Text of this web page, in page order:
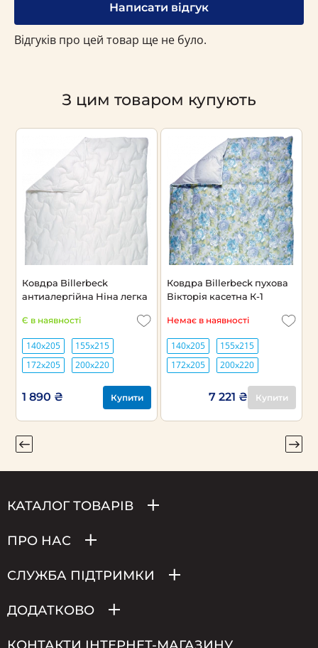
Написати відгук
Відгуків про цей товар ще не було.
З цим товаром купують
Ковдра Billerbeck
антиалергійна Ніна легка
Є в наявності
140х205
155х215
172х205
200х220
1 890 ₴ Купити
Ковдра Billerbeck пухова
Вікторія касетна К-1
Немає в наявності
140х205
155х215
172х205
200х220
7 221 ₴ Купити
КАТАЛОГ ТОВАРІВ
ПРО НАС
СЛУЖБА ПІДТРИМКИ
ДОДАТКОВО
КОНТАКТИ ІНТЕРНЕТ-МАГАЗИНУ